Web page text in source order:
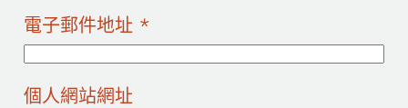
電子郵件地址 *
個人網站網址